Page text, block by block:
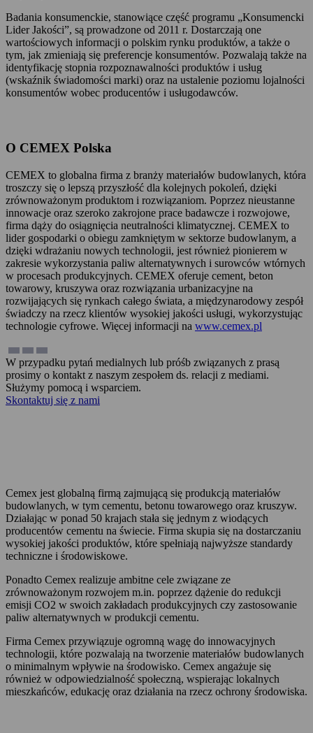
Badania konsumenckie, stanowiące część programu „Konsumencki
Lider Jakości”, są prowadzone od 2011 r. Dostarczają one
wartościowych informacji o polskim rynku produktów, a także o
tym, jak zmieniają się preferencje konsumentów. Pozwalają także na
identyfikację stopnia rozpoznawalności produktów i usług
(wskaźnik świadomości marki) oraz na ustalenie poziomu lojalności
konsumentów wobec producentów i usługodawców.
O CEMEX Polska
CEMEX to globalna firma z branży materiałów budowlanych, która
troszczy się o lepszą przyszłość dla kolejnych pokoleń, dzięki
zrównoważonym produktom i rozwiązaniom. Poprzez nieustanne
innowacje oraz szeroko zakrojone prace badawcze i rozwojowe,
firma dąży do osiągnięcia neutralności klimatycznej. CEMEX to
lider gospodarki o obiegu zamkniętym w sektorze budowlanym, a
dzięki wdrażaniu nowych technologii, jest również pionierem w
zakresie wykorzystania paliw alternatywnych i surowców wtórnych
w procesach produkcyjnych. CEMEX oferuje cement, beton
towarowy, kruszywa oraz rozwiązania urbanizacyjne na
rozwijających się rynkach całego świata, a międzynarodowy zespół
świadczy na rzecz klientów wysokiej jakości usługi, wykorzystując
technologie cyfrowe. Więcej informacji na www.cemex.pl
W przypadku pytań medialnych lub próśb związanych z prasą
prosimy o kontakt z naszym zespołem ds. relacji z mediami.
Służymy pomocą i wsparciem.
Skontaktuj się z nami
Cemex jest globalną firmą zajmującą się produkcją materiałów
budowlanych, w tym cementu, betonu towarowego oraz kruszyw.
Działając w ponad 50 krajach stała się jednym z wiodących
producentów cementu na świecie. Firma skupia się na dostarczaniu
wysokiej jakości produktów, które spełniają najwyższe standardy
techniczne i środowiskowe.
Ponadto Cemex realizuje ambitne cele związane ze
zrównoważonym rozwojem m.in. poprzez dążenie do redukcji
emisji CO2 w swoich zakładach produkcyjnych czy zastosowanie
paliw alternatywnych w produkcji cementu.
Firma Cemex przywiązuje ogromną wagę do innowacyjnych
technologii, które pozwalają na tworzenie materiałów budowlanych
o minimalnym wpływie na środowisko. Cemex angażuje się
również w odpowiedzialność społeczną, wspierając lokalnych
mieszkańców, edukację oraz działania na rzecz ochrony środowiska.